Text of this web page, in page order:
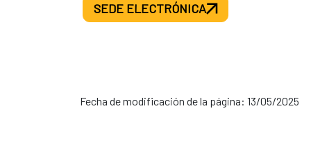
SEDE ELECTRÓNICA
Fecha de modificación de la página: 13/05/2025